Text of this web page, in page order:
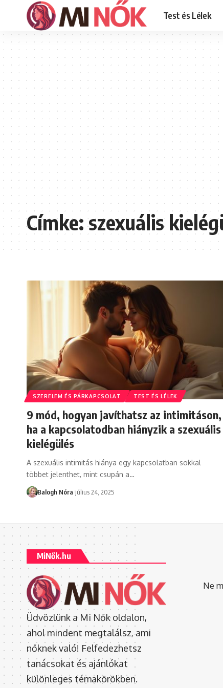
Test és Lélek
Címke:szexuális
SZERELEM ÉS PÁRKAPCSOLAT TEST ÉS LÉLEK
9 mód, hogyan javíthatsz az intimitáson,
ha a kapcsolatodban hiányzik a szexuális
kielégülés
A szexuális intimitás hiánya egy kapcsolatban sokkal
többet jelenthet, mint csupán a…
Balogh Nóra július 24, 2025
MiNők.hu
Üdvözlünk a Mi Nők oldalon,
ahol mindent megtalálsz, ami
nőknek való! Felfedezhetsz
tanácsokat és ajánlókat
különleges témakörökben.
Ne